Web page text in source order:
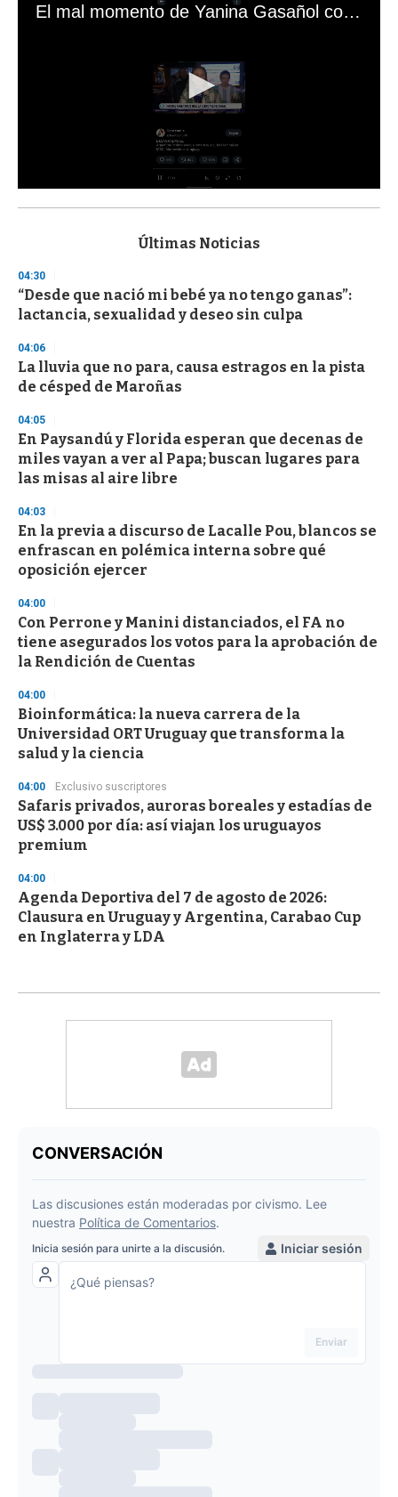
El mal momento de Yanina Gasañol con un hincha argentino en "Subrayado"
s
d
s
o
f
3
s
e
c
n
d
Últimas Noticias
04:30
“Desde que nació mi bebé ya no tengo ganas”:
lactancia, sexualidad y deseo sin culpa
04:06
La lluvia que no para, causa estragos en la pista
de césped de Maroñas
04:05
En Paysandú y Florida esperan que decenas de
miles vayan a ver al Papa; buscan lugares para
las misas al aire libre
04:03
En la previa a discurso de Lacalle Pou, blancos se
enfrascan en polémica interna sobre qué
oposición ejercer
04:00
Con Perrone y Manini distanciados, el FA no
tiene asegurados los votos para la aprobación de
la Rendición de Cuentas
04:00
Bioinformática: la nueva carrera de la
Universidad ORT Uruguay que transforma la
salud y la ciencia
04:00 Exclusivo suscriptores
Safaris privados, auroras boreales y estadías de
US$ 3.000 por día: así viajan los uruguayos
premium
04:00
Agenda Deportiva del 7 de agosto de 2026:
Clausura en Uruguay y Argentina, Carabao Cup
en Inglaterra y LDA